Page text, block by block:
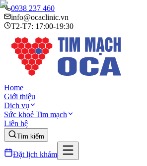
0938 237 460
info@ocaclinic.vn
T2-T7: 17:00-19:30
Home
Giới thiệu
Dịch vụ
Sức khoẻ Tim mạch
Liên hệ
Tìm kiếm
Đặt lịch khám